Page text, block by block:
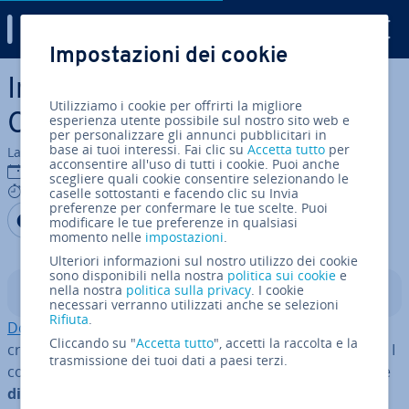
Vai al contenuto prin­ci­pa­le
In­stal­la­zio­ne di Docker su
CentOS 7: una guida
La redazione di IONOS
28 nov 2023
6 mins
Condividi via Facebook
Condividi via Twitter
Condividi via LinkedIN
Aggiungi come fonte
preferita su Google
Indice
Dockerè una piat­ta­for­ma open source che permette di
creare ed eseguire ap­pli­ca­zio­ni in co­sid­det­ticontainer
. I
container sono ambienti isolati che con­ten­go­no tutte le
di­pen­den­ze
Impostazioni dei cookie
Utilizziamo i cookie per offrirti la migliore
esperienza utente possibile sul nostro sito web e
per personalizzare gli annunci pubblicitari in
base ai tuoi interessi. Fai clic suAccetta tutto per
acconsentire all'uso di tutti i cookie. Puoi anche
scegliere quali cookie consentire selezionando le
caselle sottostanti e facendo clic su Invia
preferenze per confermare le tue scelte. Puoi
modificare le tue preferenze in qualsiasi
momento nelle impostazioni.
Ulteriori informazioni sul nostro utilizzo dei cookie
sono disponibili nella nostra politica sui cookie e
nella nostra politica sulla privacy. I cookie
necessari verranno utilizzati anche se selezioni
Rifiuta.
Cliccando su "Accetta tutto", accetti la raccolta e la
trasmissione dei tuoi dati a paesi terzi.